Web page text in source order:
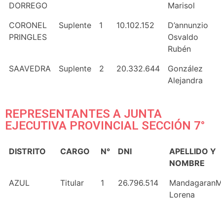
DORREGO
Marisol
CORONEL
PRINGLES
Suplente 1 10.102.152
D’annunzio
Osvaldo
Rubén
SAAVEDRA
Suplente 2 20.332.644
González
Alejandra
REPRESENTANTES A JUNTA
EJECUTIVA PROVINCIAL SECCIÓN 7°
DISTRITO CARGO N° DNI
APELLIDO Y
NOMBRE
AZUL
Titular 1 26.796.514
Lorena